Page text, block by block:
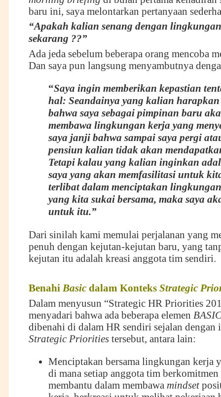
baru ini, saya melontarkan pertanyaan
“Apakah kalian senang dengan
sekarang ??”
Ada jeda sebelum beberapa orang mencoba
Dan saya pun langsung menyambutnya
“Saya ingin memberikan kepastian
hal: Seandainya yang kalian
bahwa saya sebagai pimpinan baru
membawa lingkungan kerja yang
saya janji bahwa sampai saya pergi
pensiun kalian tidak akan
Tetapi kalau yang kalian inginkan
saya yang akan memfasilitasi untuk
terlibat dalam menciptakan
yang kita sukai bersama, maka saya
untuk itu.”
Dari sinilah kami memulai perjalanan yang
penuh dengan kejutan-kejutan baru, yang
kejutan itu adalah kreasi anggota tim sendiri.
BenahiBasicdalam Konteks Strategic
Dalam menyusun “Strategic HR Priorities
menyadari bahwa ada beberapa elemen
dibenahi di dalam HR sendiri sejalan dengan
Strategic Prioritiestersebut, antara lain:
Menciptakan bersama lingkungan kerja
di mana setiap anggota tim
membantu dalam membawa mindset